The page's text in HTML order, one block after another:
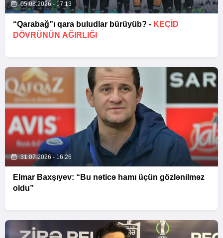
05.08.2026 - 17:13
“Qarabağ”ı qara buludlar bürüyüb? - KEÇID
DÖVRÜNÜN AĞIRLIĞI
31.07.2026 - 16:26
Elmar Baxşıyev: “Bu nəticə hamı üçün gözlənilməz
oldu”